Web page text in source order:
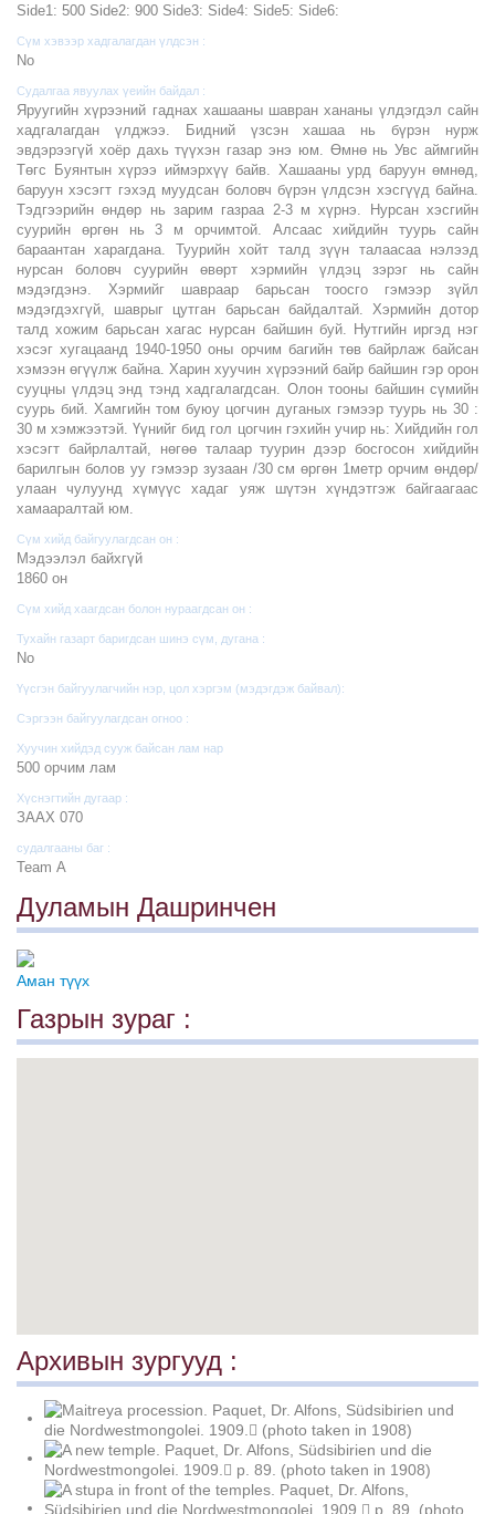
Side1: 500 Side2: 900 Side3: Side4: Side5: Side6:
Сүм хэвээр хадгалагдан үлдсэн :
No
Судалгаа явуулах үеийн байдал :
Яруугийн хүрээний гаднах хашааны шавран хананы үлдэгдэл сайн
хадгалагдан үлджээ. Бидний үзсэн хашаа нь бүрэн нурж
эвдэрээгүй хоёр дахь түүхэн газар энэ юм. Өмнө нь Увс аймгийн
Төгс Буянтын хүрээ иймэрхүү байв. Хашааны урд баруун өмнөд,
баруун хэсэгт гэхэд муудсан боловч бүрэн үлдсэн хэсгүүд байна.
Тэдгээрийн өндөр нь зарим газраа 2-3 м хүрнэ. Нурсан хэсгийн
суурийн өргөн нь 3 м орчимтой. Алсаас хийдийн туурь сайн
бараантан харагдана. Туурийн хойт талд зүүн талаасаа нэлээд
нурсан боловч суурийн өвөрт хэрмийн үлдэц зэрэг нь сайн
мэдэгдэнэ. Хэрмийг шавраар барьсан тоосго гэмээр зүйл
мэдэгдэхгүй, шаврыг цутган барьсан байдалтай. Хэрмийн дотор
талд хожим барьсан хагас нурсан байшин буй. Нутгийн иргэд нэг
хэсэг хугацаанд 1940-1950 оны орчим багийн төв байрлаж байсан
хэмээн өгүүлж байна. Харин хуучин хүрээний байр байшин гэр орон
сууцны үлдэц энд тэнд хадгалагдсан. Олон тооны байшин сүмийн
суурь бий. Хамгийн том буюу цогчин дуганых гэмээр туурь нь 30 :
30 м хэмжээтэй. Үүнийг бид гол цогчин гэхийн учир нь: Хийдийн гол
хэсэгт байрлалтай, нөгөө талаар туурин дээр босгосон хийдийн
барилгын болов уу гэмээр зузаан /30 см өргөн 1метр орчим өндөр/
улаан чулуунд хүмүүс хадаг уяж шүтэн хүндэтгэж байгаагаас
хамааралтай юм.
Сүм хийд байгуулагдсан он :
Мэдээлэл байхгүй
1860 он
Сүм хийд хаагдсан болон нураагдсан он :
Тухайн газарт баригдсан шинэ сүм, дугана :
No
Үүсгэн байгуулагчийн нэр, цол хэргэм (мэдэгдэж байвал):
Сэргээн байгуулагдсан огноо :
Хуучин хийдэд сууж байсан лам нар
500 орчим лам
Хүснэгтийн дугаар :
ЗААХ 070
судалгааны баг :
Team А
Дуламын Дашринчен
Аман түүх
Газрын зураг :
Архивын зургууд :